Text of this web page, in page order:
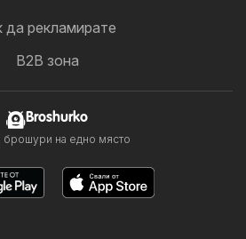
да рекламирате
B2B зона
Broshurko
брошури на едно място